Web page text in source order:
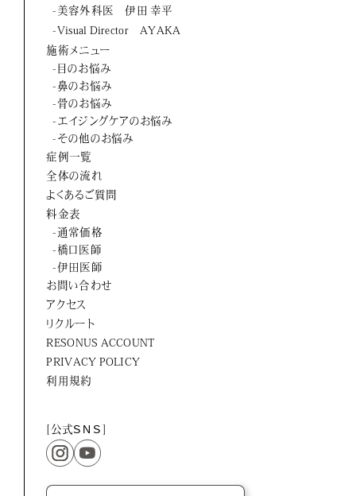
お問い合わせ
アクセス
採用情報
美容医療初のトータルビューティブランド
-美容外科医 伊田 幸平
-Visual Director AYAKA
施術メニュー
-目のお悩み
-鼻のお悩み
-骨のお悩み
-エイジングケアのお悩み
-その他のお悩み
症例一覧
全体の流れ
よくあるご質問
料金表
-通常価格
-橋口医師
-伊田医師
お問い合わせ
アクセス
リクルート
RESONUS ACCOUNT
PRIVACY POLICY
利用規約
[公式SNS